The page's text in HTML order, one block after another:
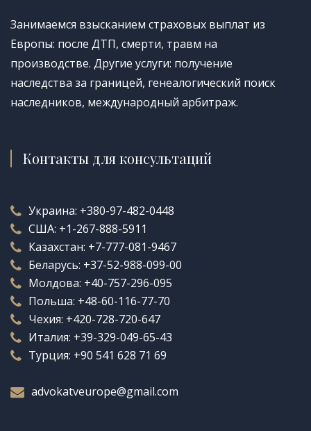
Занимаемся взысканием страховых выплат из
Европы: после ДТП, смерти, травм на
производстве. Другие услуги: получение
наследства за границей, генеалогический поиск
наследников, международный арбитраж.
Контакты для консультаций
Украина: +380-97-482-0448
США: +1-267-888-5911
Казахстан: +7-777-081-9467
Беларусь: +37-52-988-099-00
Молдова: +40-757-296-095
Польша: +48-60-116-77-70
Чехия: +420-728-720-647
Италия: +39-329-049-65-43
Турция: +90 541 628 71 69
advokatveurope@gmail.com